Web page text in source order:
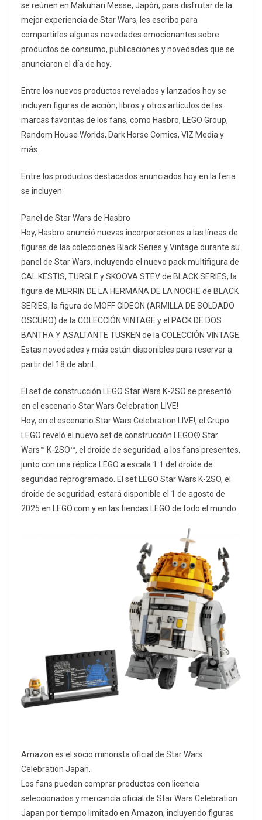
se reúnen en Makuhari Messe, Japón, para disfrutar de la
mejor experiencia de Star Wars, les escribo para
compartirles algunas novedades emocionantes sobre
productos de consumo, publicaciones y novedades que se
anunciaron el día de hoy.
Entre los nuevos productos revelados y lanzados hoy se
incluyen figuras de acción, libros y otros artículos de las
marcas favoritas de los fans, como Hasbro, LEGO Group,
Random House Worlds, Dark Horse Comics, VIZ Media y
más.
Entre los productos destacados anunciados hoy en la feria
se incluyen:
Panel de Star Wars de Hasbro
Hoy, Hasbro anunció nuevas incorporaciones a las líneas de
figuras de las colecciones Black Series y Vintage durante su
panel de Star Wars, incluyendo el nuevo pack multifigura de
CAL KESTIS, TURGLE y SKOOVA STEV de BLACK SERIES, la
figura de MERRIN DE LA HERMANA DE LA NOCHE de BLACK
SERIES, la figura de MOFF GIDEON (ARMILLA DE SOLDADO
OSCURO) de la COLECCIÓN VINTAGE y el PACK DE DOS
BANTHA Y ASALTANTE TUSKEN de la COLECCIÓN VINTAGE.
Estas novedades y más están disponibles para reservar a
partir del 18 de abril.
El set de construcción LEGO Star Wars K-2SO se presentó
en el escenario Star Wars Celebration LIVE!
Hoy, en el escenario Star Wars Celebration LIVE!, el Grupo
LEGO reveló el nuevo set de construcción LEGO® Star
Wars™ K-2SO™, el droide de seguridad, a los fans presentes,
junto con una réplica LEGO a escala 1:1 del droide de
seguridad reprogramado. El set LEGO Star Wars K-2SO, el
droide de seguridad, estará disponible el 1 de agosto de
2025 en LEGO.com y en las tiendas LEGO de todo el mundo.
Amazon es el socio minorista oficial de Star Wars
Celebration Japan.
Los fans pueden comprar productos con licencia
seleccionados y mercancía oficial de Star Wars Celebration
Japan por tiempo limitado en Amazon, incluyendo figuras